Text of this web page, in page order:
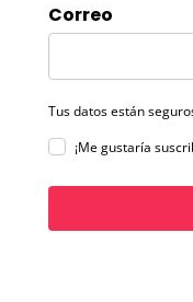
Correo
Tus datos están
¡Me gustaría